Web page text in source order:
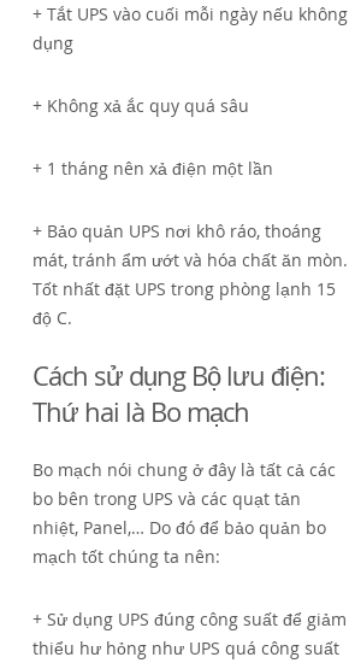
+ Tắt UPS vào cuối mỗi ngày nếu không
dụng
+ Không xả ắc quy quá sâu
+ 1 tháng nên xả điện một lần
+ Bảo quản UPS nơi khô ráo, thoáng
mát, tránh ẩm ướt và hóa chất ăn mòn.
Tốt nhất đặt UPS trong phòng lạnh 15
độ C.
Cách sử dụng Bộ lưu điện:
Thứ hai là Bo mạch
Bo mạch nói chung ở đây là tất cả các
bo bên trong UPS và các quạt tản
nhiệt, Panel,… Do đó để bảo quản bo
mạch tốt chúng ta nên:
+ Sử dụng UPS đúng công suất để giảm
thiểu hư hỏng như UPS quá công suất